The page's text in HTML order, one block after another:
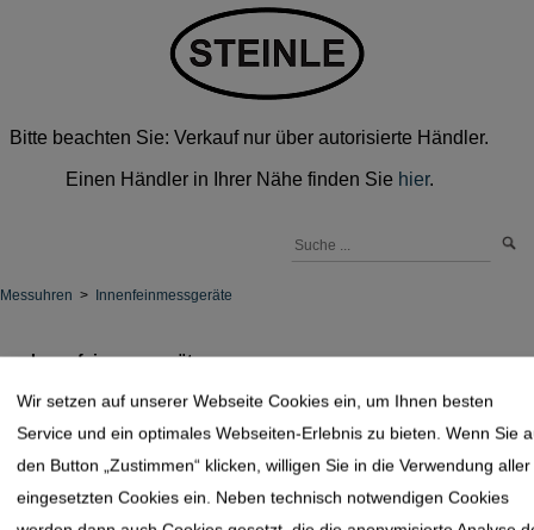
Bitte beachten Sie: Verkauf nur über autorisierte Händler.
Einen Händler in Ihrer Nähe finden Sie hier.
Messuhren > Innenfeinmessgeräte
Innenfeinmessgeräte
Wir setzen auf unserer Webseite Cookies ein, um Ihnen besten
Service und ein optimales Webseiten-Erlebnis zu bieten. Wenn Sie
den Button „Zustimmen“ klicken, willigen Sie in die Verwendung aller
eingesetzten Cookies ein. Neben technisch notwendigen Cookies